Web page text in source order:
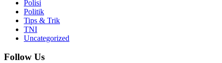
Polisi
Politik
Tips & Trik
TNI
Uncategorized
Follow Us